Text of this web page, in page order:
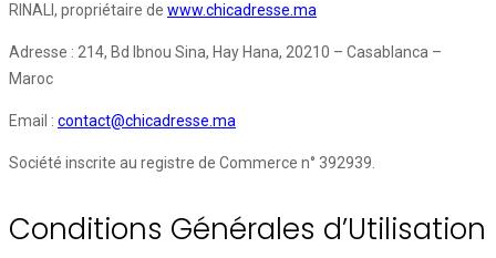
RINALI, propriétaire de www.chicadresse.ma
Adresse : 214, Bd Ibnou Sina, Hay Hana, 20210 – Casablanca –
Maroc
Email : contact@chicadresse.ma
Société inscrite au registre de Commerce n° 392939.
Conditions Générales d’Utilisation